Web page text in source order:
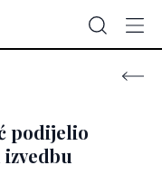
podijelio